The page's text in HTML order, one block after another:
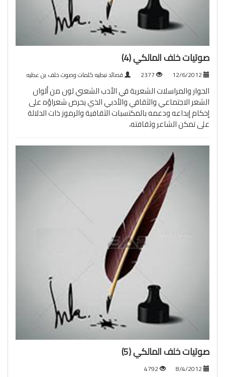
صوتيات خلف المالكي (4)
2377 قصائد نبطيه كلمات وصوت خلف بن عطيه
الحوار والمراسلات الشعرية في الأدب الشعبي لون من ألوان
الشعر الاجتماعي والثقافي والأدبي الذي يحرص شعراؤه على
إحكام إبداعه ودعمه بالمكتسبات الثقافية والرموز ذات الدلالة
على تمكن الشاعر وثقافته،
صوتيات خلف المالكي (5)
4792